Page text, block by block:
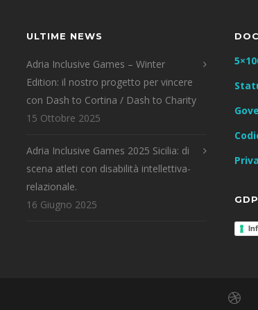
ULTIME NEWS
Adria Inclusive Games – Winter
Edition: il nostro progetto per vincere
con Dash to Cortina / Dash to Charity
15 Ottobre 2025
Adria Inclusive Games 2025 Sicilia: di
scena atleti con disabilità intellettiva-
relazionale.
16 Giugno 2025